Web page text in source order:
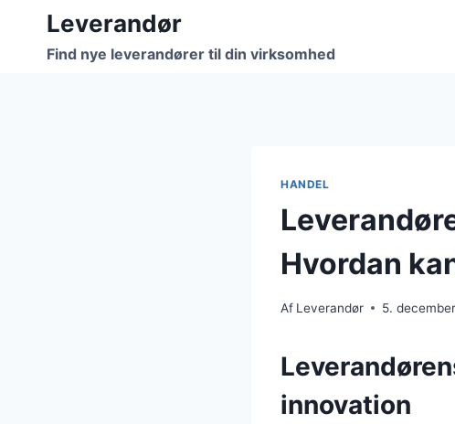
Fortsæt
indhold
Leverandør
Find nye leverandører til din virksomhed
HANDEL
Hvordan
Af Leverandør 5.
innovation